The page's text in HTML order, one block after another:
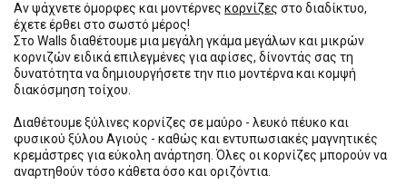
Αν ψάχνετε όμορφες και μοντέρνες κορνίζες στο διαδίκτυο,
έχετε έρθει στο σωστό μέρος!
Στο Walls διαθέτουμε μια μεγάλη γκάμα μεγάλων και μικρών
κορνιζών ειδικά επιλεγμένες για αφίσες, δίνοντάς σας τη
δυνατότητα να δημιουργήσετε την πιο μοντέρνα και κομψή
διακόσμηση τοίχου.
Διαθέτουμε ξύλινες κορνίζες σε μαύρο - λευκό πέυκο και
φυσικού ξύλου Αγιούς - καθώς και εντυπωσιακές μαγνητικές
κρεμάστρες για εύκολη ανάρτηση. Όλες οι κορνίζες μπορούν να
αναρτηθούν τόσο κάθετα όσο και οριζόντια.